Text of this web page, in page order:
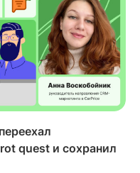
quest и сохранил